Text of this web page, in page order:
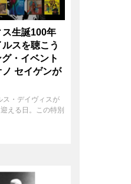
生誕100年
スを聴こう
・イベント
セイゲンが
・デイヴィスが
える日。この特別